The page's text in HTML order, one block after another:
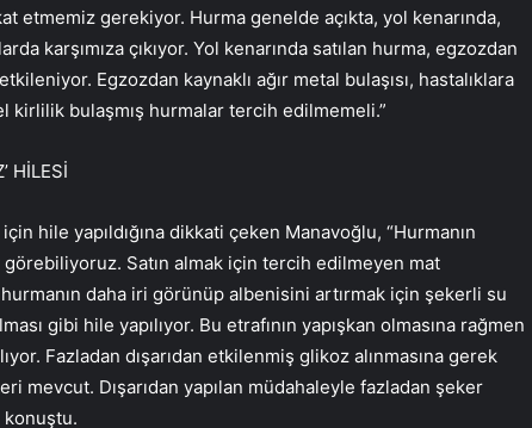
etmemiz gerekiyor. Hurma genelde açıkta, yol kenarında,
karşımıza çıkıyor. Yol kenarında satılan hurma, egzozdan
Egzozdan kaynaklı ağır metal bulaşısı, hastalıklara
kirlilik bulaşmış hurmalar tercih edilmemeli.”
HİLESİ
hile yapıldığına dikkati çeken Manavoğlu, “Hurmanın
görebiliyoruz. Satın almak için tercih edilmeyen mat
daha iri görünüp albenisini artırmak için şekerli su
gibi hile yapılıyor. Bu etrafının yapışkan olmasına rağmen
Fazladan dışarıdan etkilenmiş glikoz alınmasına gerek
mevcut. Dışarıdan yapılan müdahaleyle fazladan şeker